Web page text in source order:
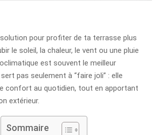
pour profiter de ta terrasse plus
le soleil, la chaleur, le vent ou une pluie
est souvent le meilleur
pas seulement à “faire joli” : elle
confort au quotidien, tout en apportant
extérieur.
Sommaire